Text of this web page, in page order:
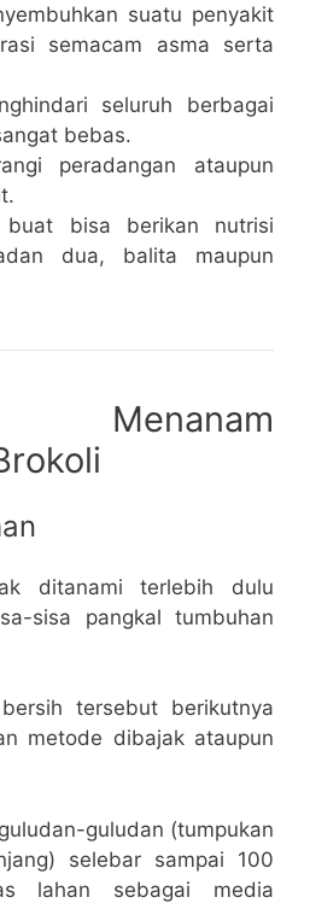
suatu penyakit
semacam asma serta
seluruh berbagai
bebas.
peradangan ataupun
buat bisa berikan nutrisi
dua, balita maupun
Menanam
ditanami terlebih dulu
sisa pangkal tumbuhan
tersebut berikutnya
metode dibajak ataupun
guludan (tumpukan
selebar sampai 100
lahan sebagai media